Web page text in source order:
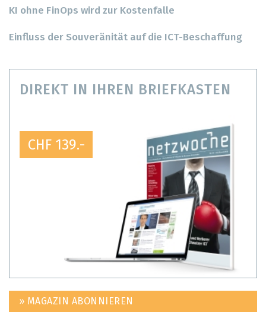
KI ohne FinOps wird zur Kostenfalle
Einfluss der Souveränität auf die ICT-Beschaffung
DIREKT IN IHREN BRIEFKASTEN
CHF 139.-
» MAGAZIN ABONNIEREN